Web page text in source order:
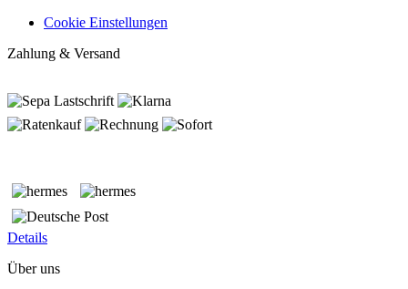
Cookie Einstellungen
Zahlung & Versand
Details
Über uns